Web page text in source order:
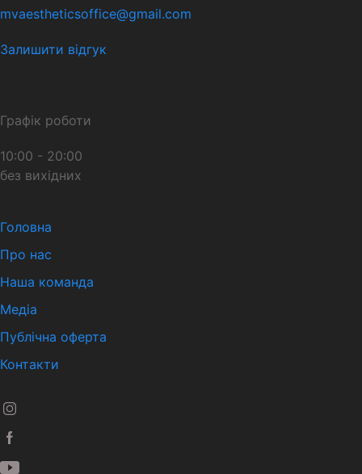
mvaestheticsoffice@gmail.com
Залишити відгук
Графік роботи
10:00 - 20:00
без вихідних
Головна
Про нас
Наша команда
Медіа
Публічна оферта
Контакти